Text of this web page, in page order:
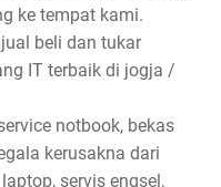
ke tempat kami.
beli dan tukar
IT terbaik di jogja /
notbook, bekas
kerusakna dari
servis engsel,